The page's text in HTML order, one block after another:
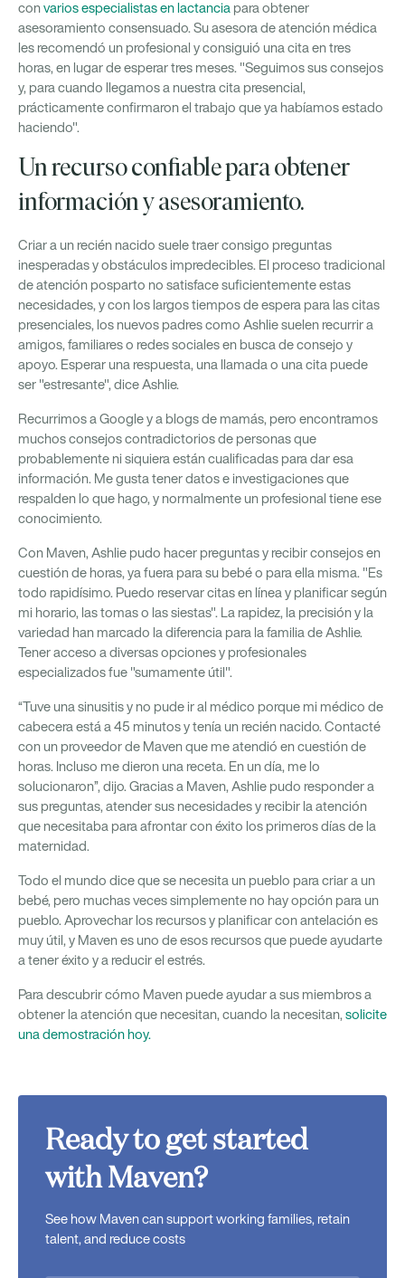
convarios especialistas en lactancia para obtener
asesoramiento consensuado. Su asesora de atención médica
les recomendó un profesional y consiguió una cita en tres
horas, en lugar de esperar tres meses. "Seguimos sus consejos
y, para cuando llegamos a nuestra cita presencial,
prácticamente confirmaron el trabajo que ya habíamos estado
haciendo".
Un recurso confiable para obtener
información y asesoramiento.
Criar a un recién nacido suele traer consigo preguntas
inesperadas y obstáculos impredecibles. El proceso tradicional
de atención posparto no satisface suficientemente estas
necesidades, y con los largos tiempos de espera para las citas
presenciales, los nuevos padres como Ashlie suelen recurrir a
amigos, familiares o redes sociales en busca de consejo y
apoyo. Esperar una respuesta, una llamada o una cita puede
ser "estresante", dice Ashlie.
Recurrimos a Google y a blogs de mamás, pero encontramos
muchos consejos contradictorios de personas que
probablemente ni siquiera están cualificadas para dar esa
información. Me gusta tener datos e investigaciones que
respalden lo que hago, y normalmente un profesional tiene ese
conocimiento.
Con Maven, Ashlie pudo hacer preguntas y recibir consejos en
cuestión de horas, ya fuera para su bebé o para ella misma. "Es
todo rapidísimo. Puedo reservar citas en línea y planificar según
mi horario, las tomas o las siestas". La rapidez, la precisión y la
variedad han marcado la diferencia para la familia de Ashlie.
Tener acceso a diversas opciones y profesionales
especializados fue "sumamente útil".
“Tuve una sinusitis y no pude ir al médico porque mi médico de
cabecera está a 45 minutos y tenía un recién nacido. Contacté
con un proveedor de Maven que me atendió en cuestión de
horas. Incluso me dieron una receta. En un día, me lo
solucionaron”, dijo. Gracias a Maven, Ashlie pudo responder a
sus preguntas, atender sus necesidades y recibir la atención
que necesitaba para afrontar con éxito los primeros días de la
maternidad.
Todo el mundo dice que se necesita un pueblo para criar a un
bebé, pero muchas veces simplemente no hay opción para un
pueblo. Aprovechar los recursos y planificar con antelación es
muy útil, y Maven es uno de esos recursos que puede ayudarte
a tener éxito y a reducir el estrés.
Para descubrir cómo Maven puede ayudar a sus miembros a
obtener la atención que necesitan, cuando la necesitan, solicite
una demostración hoy.
Ready to get started
with Maven?
See how Maven can support working families, retain
talent, and reduce costs